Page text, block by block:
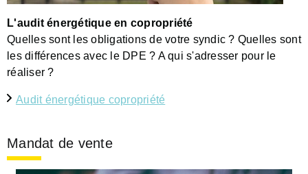
L'audit énergétique en copropriété
Quelles sont les obligations de votre syndic ? Quelles sont
les différences avec le DPE ? A qui s'adresser pour le
réaliser ?
Audit énergétique copropriété
Mandat de vente